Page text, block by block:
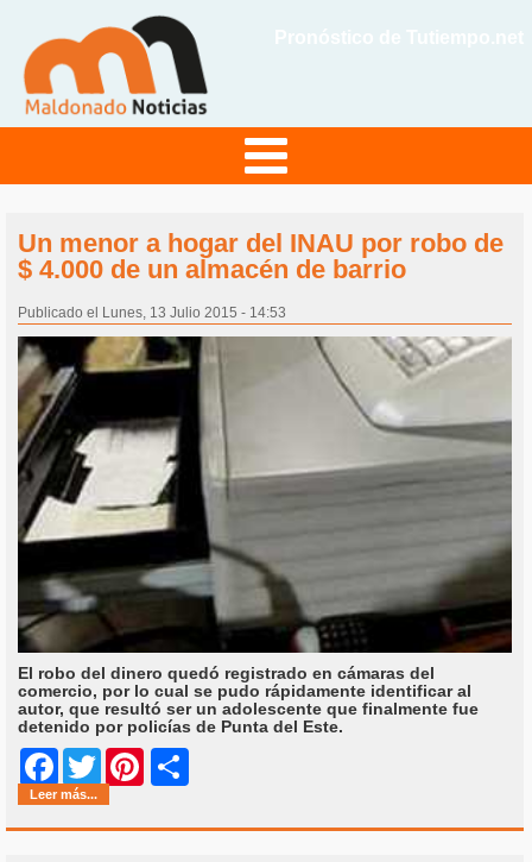
Un menor a hogar del INAU por robo de
$ 4.000 de un almacén de barrio
Publicado el Lunes, 13 Julio 2015 - 14:53
El robo del dinero quedó registrado en cámaras del
comercio, por lo cual se pudo rápidamente identificar al
autor, que resultó ser un adolescente que finalmente fue
detenido por policías de Punta del Este.
Facebook
Twitter Pinterest
Leer más...